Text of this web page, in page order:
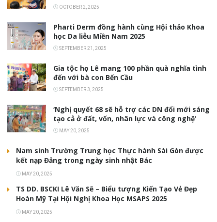
OCTOBER 2, 2025
Pharti Derm đồng hành cùng Hội thảo Khoa
học Da liễu Miền Nam 2025
SEPTEMBER 21, 2025
Gia tộc họ Lê mang 100 phần quà nghĩa tình
đến với bà con Bến Cầu
SEPTEMBER 3, 2025
‘Nghị quyết 68 sẽ hỗ trợ các DN đổi mới sáng
tạo cả ở đất, vốn, nhân lực và công nghệ’
MAY 20, 2025
Nam sinh Trường Trung học Thực hành Sài Gòn được
kết nạp Đảng trong ngày sinh nhật Bác
MAY 20, 2025
TS DD. BSCKI Lê Văn Sẽ – Biểu tượng Kiến Tạo Vẻ Đẹp
Hoàn Mỹ Tại Hội Nghị Khoa Học MSAPS 2025
MAY 20, 2025